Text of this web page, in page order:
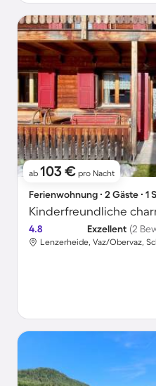
ab 103 € pro Nacht
Ferienwohnung ∙ 2 Gäste ∙ 1
4.8 Exzellent (2
Lenzerheide, Vaz/Obervaz,